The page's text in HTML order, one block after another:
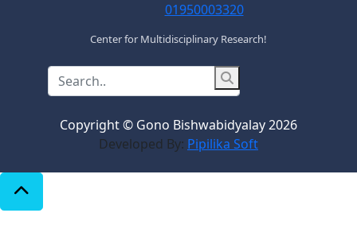
01950003320
Center for Multidisciplinary Research!
Copyright © Gono Bishwabidyalay 2026
Developed By: Pipilika Soft